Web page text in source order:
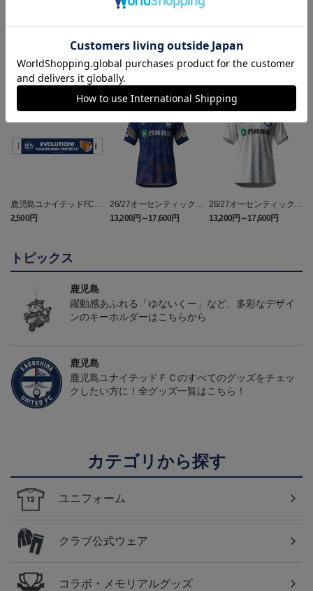
鹿児島ユナイテッドFC
バクーダ タオルマフラ
ー
2,500円
26/27オーセンティックユ
ニフォーム（FP1st）
13,200円～17,600円
26/27オーセンティックユ
ニフォーム（FP2nd）
13,200円～17,600円
トピックス
鹿児島
躍動感あふれる「ゆないくー」など、多彩なデザイ
ンのキーホルダーはこちらから
鹿児島
鹿児島ユナイテッドＦＣのすべてのグッズをチェッ
クしたい方に！全グッズ一覧はこちら！
カテゴリから探す
ユニフォーム
クラブ公式ウェア
コラボ・メモリアルグッズ